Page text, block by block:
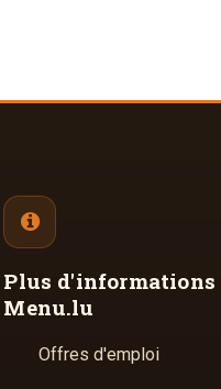
Plus d'informations
Menu.lu
Offres d'emploi